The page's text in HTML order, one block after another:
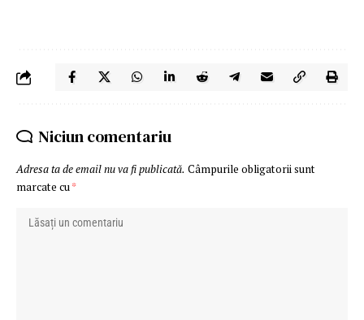
Niciun comentariu
Adresa ta de email nu va fi publicată. Câmpurile obligatorii sunt
marcate cu*